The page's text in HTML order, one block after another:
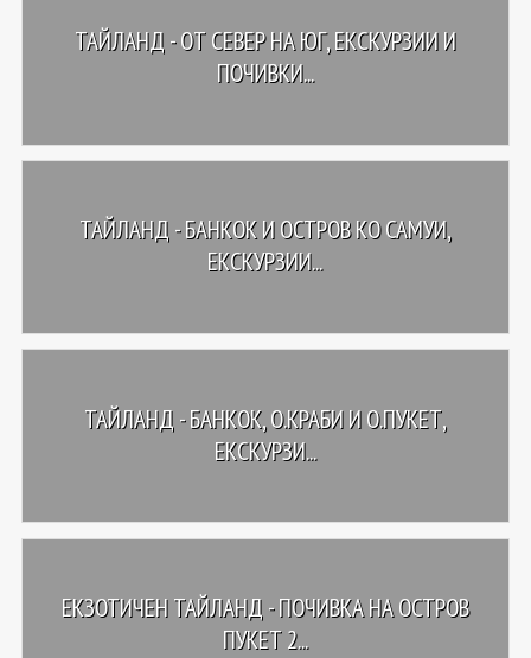
ТАЙЛАНД - OТ СЕВЕР НА ЮГ, ЕКСКУРЗИИ И
ПОЧИВКИ...
ТАЙЛАНД - БАНКОК И ОСТРОВ КО САМУИ,
ЕКСКУРЗИИ...
ТАЙЛАНД - БАНКОК, О.КРАБИ И О.ПУКЕТ,
ЕКСКУРЗИ...
ЕКЗОТИЧЕН ТАЙЛАНД - ПОЧИВКА НА ОСТРОВ
ПУКЕТ 2...